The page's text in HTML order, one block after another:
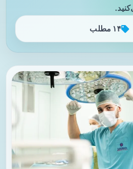
۱۴ مطلب